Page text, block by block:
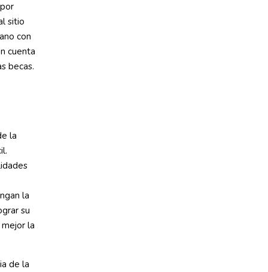
sitio
con
cuenta
becas.
la
la
su
la
de la